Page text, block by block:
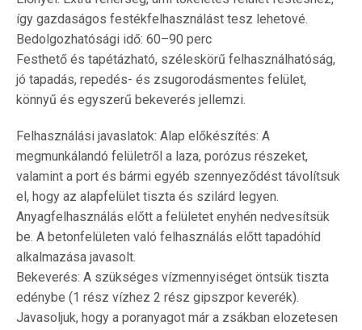
így gazdaságos festékfelhasználást tesz lehetové.
Bedolgozhatósági idő: 60–90 perc
Festhető és tapétázható, széleskörű felhasználhatóság,
jó tapadás, repedés- és zsugorodásmentes felület,
könnyű és egyszerű bekeverés jellemzi.
Felhasználási javaslatok: Alap előkészítés: A
megmunkálandó felületről a laza, porózus részeket,
valamint a port és bármi egyéb szennyeződést távolítsuk
el, hogy az alapfelület tiszta és szilárd legyen.
Anyagfelhasználás előtt a felületet enyhén nedvesítsük
be. A betonfelületen való felhasználás előtt tapadóhíd
alkalmazása javasolt.
Bekeverés: A szükséges vízmennyiséget öntsük tiszta
edénybe (1 rész vízhez 2 rész gipszpor keverék).
Javasoljuk, hogy a poranyagot már a zsákban elozetesen